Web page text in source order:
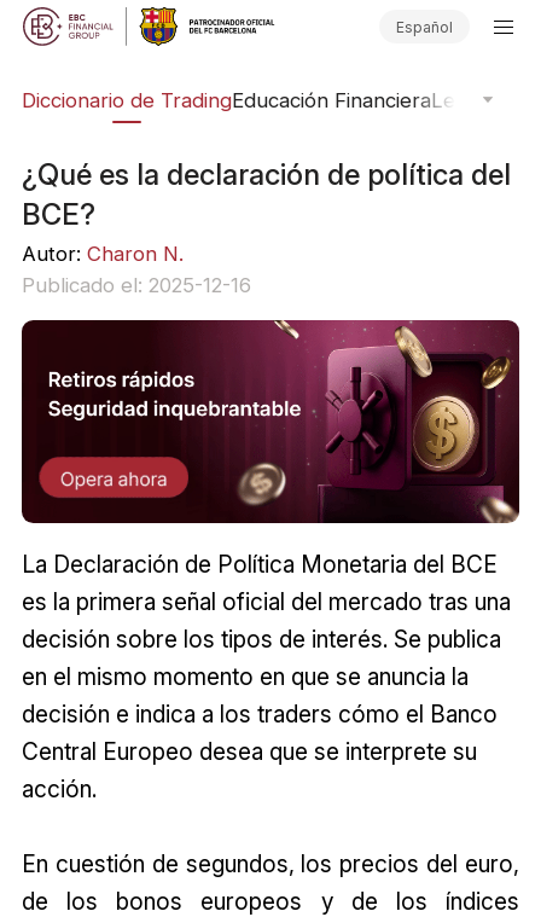
Español
Diccionario de TradingEducación FinancieraLeyendas
¿Qué es la declaración de política del
BCE?
Autor: Charon N.
Publicado el: 2025-12-16
La Declaración de Política Monetaria del BCE
es la primera señal oficial del mercado tras una
decisión sobre los tipos de interés. Se publica
en el mismo momento en que se anuncia la
decisión e indica a los traders cómo el Banco
Central Europeo desea que se interprete su
acción.
En cuestión de segundos, los precios del euro,
de los bonos europeos y de los índices